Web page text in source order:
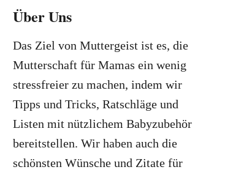
c
h
Über Uns
Das Ziel von Muttergeist ist es, die
Mutterschaft für Mamas ein wenig
stressfreier zu machen, indem wir
Tipps und Tricks, Ratschläge und
Listen mit nützlichem Babyzubehör
bereitstellen. Wir haben auch die
schönsten Wünsche und Zitate für